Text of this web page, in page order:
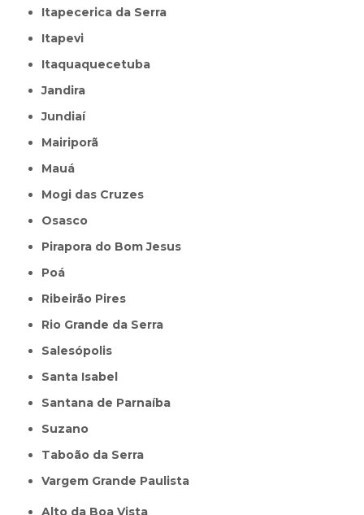
Itapecerica da Serra
Itapevi
Itaquaquecetuba
Jandira
Jundiaí
Mairiporã
Mauá
Mogi das Cruzes
Osasco
Pirapora do Bom Jesus
Poá
Ribeirão Pires
Rio Grande da Serra
Salesópolis
Santa Isabel
Santana de Parnaíba
Suzano
Taboão da Serra
Vargem Grande Paulista
Alto da Boa Vista